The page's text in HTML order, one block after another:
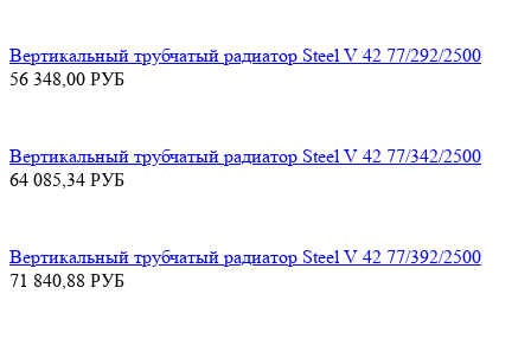
Вертикальный трубчатый радиатор Steel V 42 77/292/2500
56 348,00 РУБ
Вертикальный трубчатый радиатор Steel V 42 77/342/2500
64 085,34 РУБ
Вертикальный трубчатый радиатор Steel V 42 77/392/2500
71 840,88 РУБ